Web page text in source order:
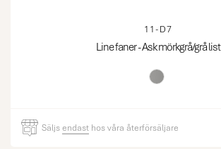
11-D7
Line faner - Ask mörkgrå/grå list
Säljsendast hos våra återförsäljare